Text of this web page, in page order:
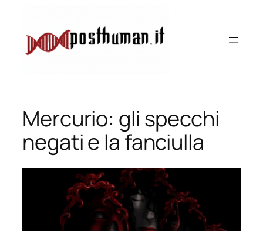
contenuto
Mercurio: gli specchi
negati e la fanciulla